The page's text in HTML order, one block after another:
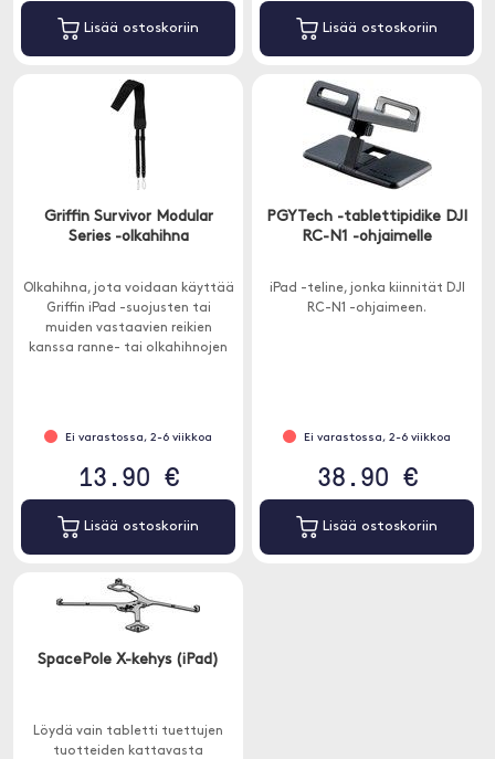
Lisää ostoskoriin Lisää ostoskoriin
Griffin Survivor Modular
Series -olkahihna
Olkahihna, jota voidaan käyttää
Griffin iPad -suojusten tai
muiden vastaavien reikien
kanssa ranne- tai olkahihnojen
Ei varastossa, 2-6 viikkoa
13.90 €
Lisää ostoskoriin
PGYTech -tablettipidike DJI
RC-N1 -ohjaimelle
iPad -teline, jonka kiinnität DJI
RC-N1 -ohjaimeen.
Ei varastossa, 2-6 viikkoa
38.90 €
Lisää ostoskoriin
SpacePole X-kehys (iPad)
Löydä vain tabletti tuettujen
tuotteiden kattavasta